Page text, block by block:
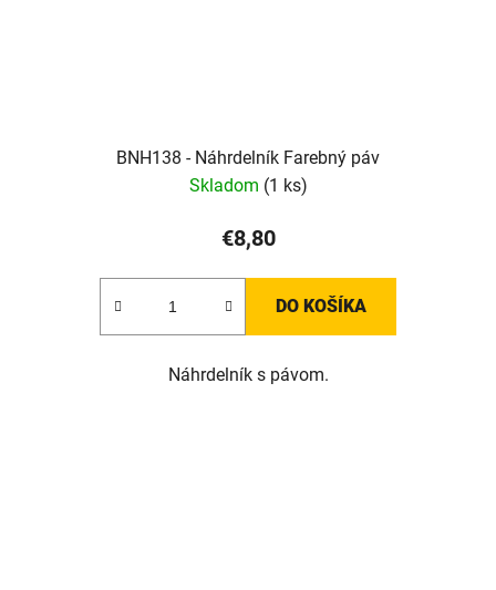
BNH138 - Náhrdelník Farebný páv
Skladom (1 ks)
€8,80
DO KOŠÍKA
Náhrdelník s pávom.